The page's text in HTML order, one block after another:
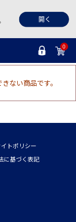
0
ない商品です。
トポリシー
に基づく表記